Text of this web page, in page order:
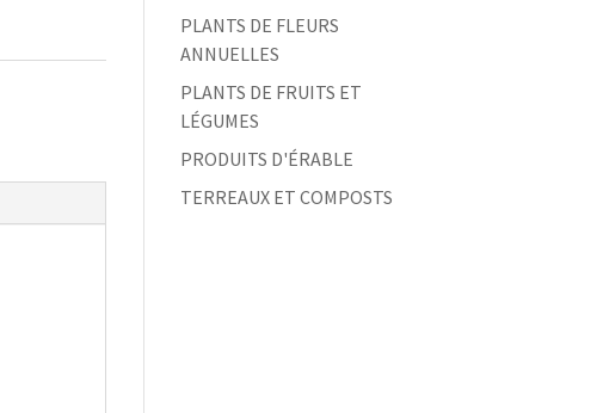
PLANTS DE FLEURS
ANNUELLES
PLANTS DE FRUITS ET
LÉGUMES
PRODUITS D'ÉRABLE
TERREAUX ET COMPOSTS